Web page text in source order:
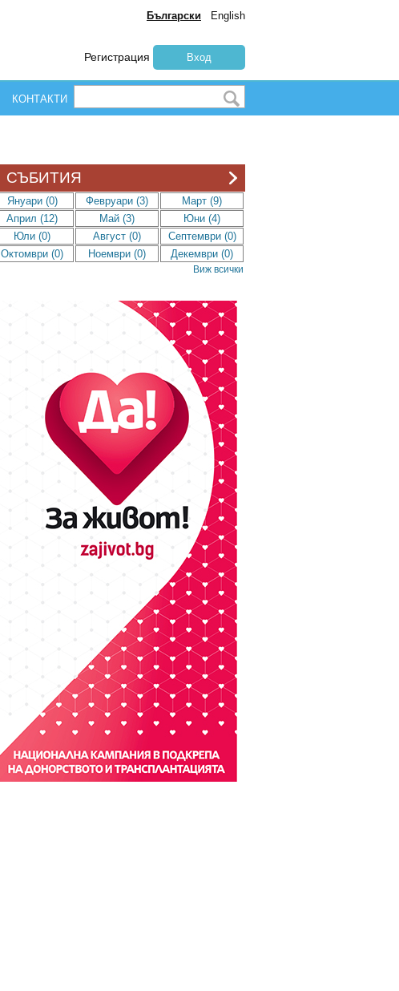
Български English
Регистрация Вход
КОНТАКТИ
СЪБИТИЯ
Януари (0) Февруари (3)
Март (9)
Април (12)
Май (3)
Юни (4)
Юли (0)
Август (0)
Септември (0)
Октомври (0)
Ноември (0) Декември (0)
Виж всички